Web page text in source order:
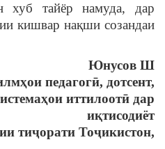
хуб тайёр намуда, дар
кишвар нақши созандаи
Юнусов Ш
педагогӣ, дотсент,
иттилоотӣ дар
иқтисодиёт
тиҷорати Тоҷикистон,